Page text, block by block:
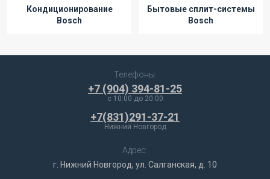
Кондиционирование
Bosch
Бытовые сплит-системы
Bosch
Телефоны:
+7 (904) 394-81-25
c 10:00 до 20:00
+7(831)291-37-21
Нижний Новгород
Адрес:
г. Нижний Новгород, ул. Салганская, д. 10